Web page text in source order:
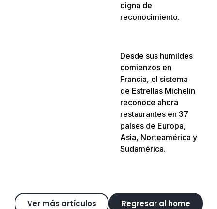
digna de
reconocimiento.
Desde sus humildes
comienzos en
Francia, el sistema
de Estrellas Michelin
reconoce ahora
restaurantes en 37
países de Europa,
Asia, Norteamérica y
Sudamérica.
Ver más artículos Regresar al home